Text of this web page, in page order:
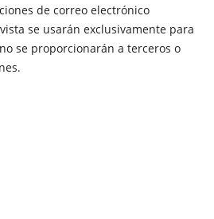
de correo electrónico
se usarán exclusivamente para
se proporcionarán a terceros o